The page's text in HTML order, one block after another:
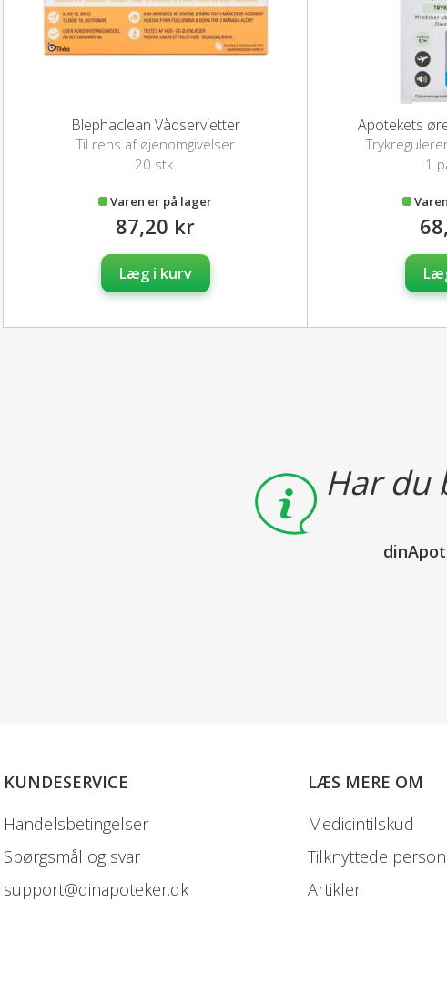
Blephaclean Vådservietter
Til rens af øjenomgivelser
20 stk.
Varen er på lager
87,20 kr
Læg i kurv
Apotekets
1
Har du
KUNDESERVICE
Handelsbetingelser
Spørgsmål og svar
support@dinapoteker.dk
LÆS MERE OM
Medicintilskud
Tilknyttede
Artikler